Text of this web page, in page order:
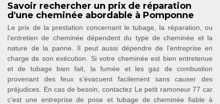
Savoir rechercher un prix de réparation
d'une cheminée abordable à Pomponne
Le prix de la prestation concernant le tubage, la réparation, ou
l’entretien de cheminée dépendent du type de cheminée et la
nature de la panne. Il peut aussi dépendre de l’entreprise en
charge de son exécution. Si votre cheminée est bien entretenue
et de tubage bien fait, la fumée et les gaz de combustion
provenant des feux s’évacuent facilement sans causer des
préjudices. En cas de besoin, contactez Le petit ramoneur 77 car
c’est une entreprise de pose et tubage de cheminée fiable à